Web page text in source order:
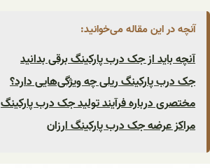
آنچه در این مقاله می‌خوانید:
آنچه باید از جک درب پارکینگ برقی بدانید
جک درب پارکینگ ریلی چه ویژگی‌هایی دارد؟
مختصری درباره فرآیند تولید جک درب پارکینگ
مراکز عرضه جک درب پارکینگ ارزان